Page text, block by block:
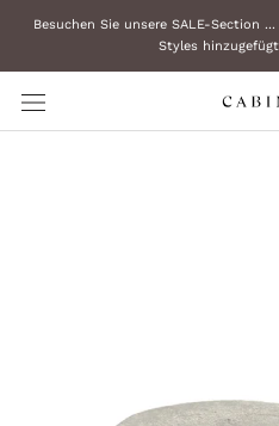
überspringen
Besuchen Sie unsere SALE-Section
Styles